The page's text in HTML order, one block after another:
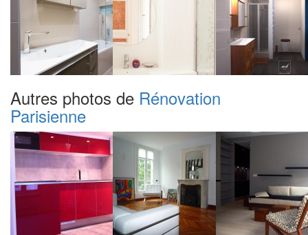
Autres photos de Rénovation
Parisienne